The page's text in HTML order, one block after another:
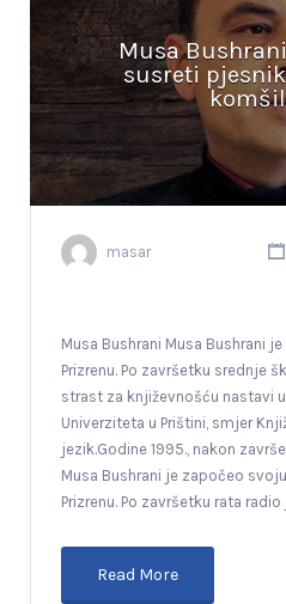
Musa
susreti
masar
Musa Bushrani Musa Bushrani
Prizrenu. Po završetku srednje
strast za književnošću nastavi
Univerziteta u Prištini, smjer
jezik.Godine 1995., nakon
Musa Bushrani je započeo
Prizrenu. Po završetku rata radio
Read More